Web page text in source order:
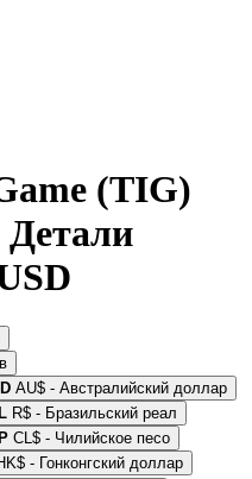
(TIG)
AU$ - Австралийский доллар
R$ - Бразильский реал
CL$ - Чилийское песо
- Гонконгский доллар